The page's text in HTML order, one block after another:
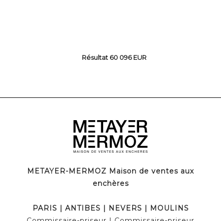
Résultat 60 096 EUR
METAYER-MERMOZ Maison de ventes aux
enchères
PARIS | ANTIBES | NEVERS | MOULINS